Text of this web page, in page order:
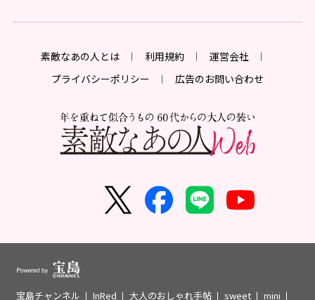
素敵なあの人とは 利用規約
運営会社
プライバシーポリシー
広告のお問い合わせ
宝島チャンネル InRed 大人のおしゃれ手帖 sweet mini